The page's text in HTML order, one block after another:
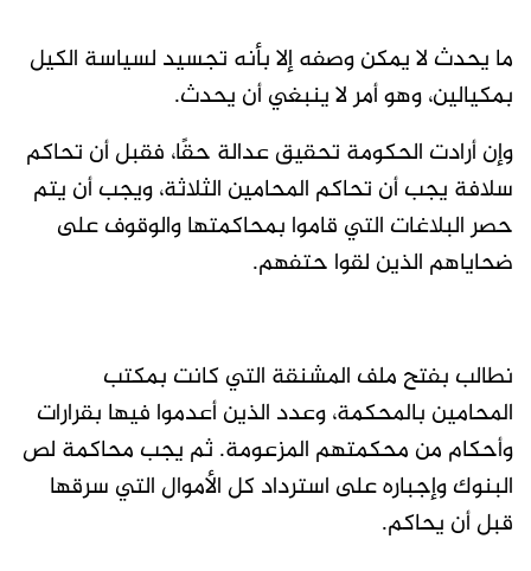
ما يحدث لا يمكن وصفه إلا بأنه تجسيد لسياسة الكيل
بمكيالين، وهو أمر لا ينبغي أن يحدث.
وإن أرادت الحكومة تحقيق عدالة حقًا، فقبل أن تحاكم
سلافة يجب أن تحاكم المحامين الثلاثة، ويجب أن يتم
حصر البلاغات التي قاموا بمحاكمتها والوقوف على
ضحاياهم الذين لقوا حتفهم.
نطالب بفتح ملف المشنقة التي كانت بمكتب
المحامين بالمحكمة، وعدد الذين أعدموا فيها بقرارات
وأحكام من محكمتهم المزعومة. ثم يجب محاكمة لص
البنوك وإجباره على استرداد كل الأموال التي سرقها
قبل أن يحاكم.